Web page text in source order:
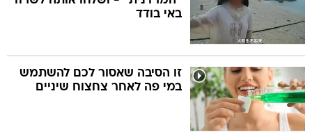
באי בודד
זו הסיבה שאסור לכם להשתמש
במי פה לאחר צחצוח שיניים